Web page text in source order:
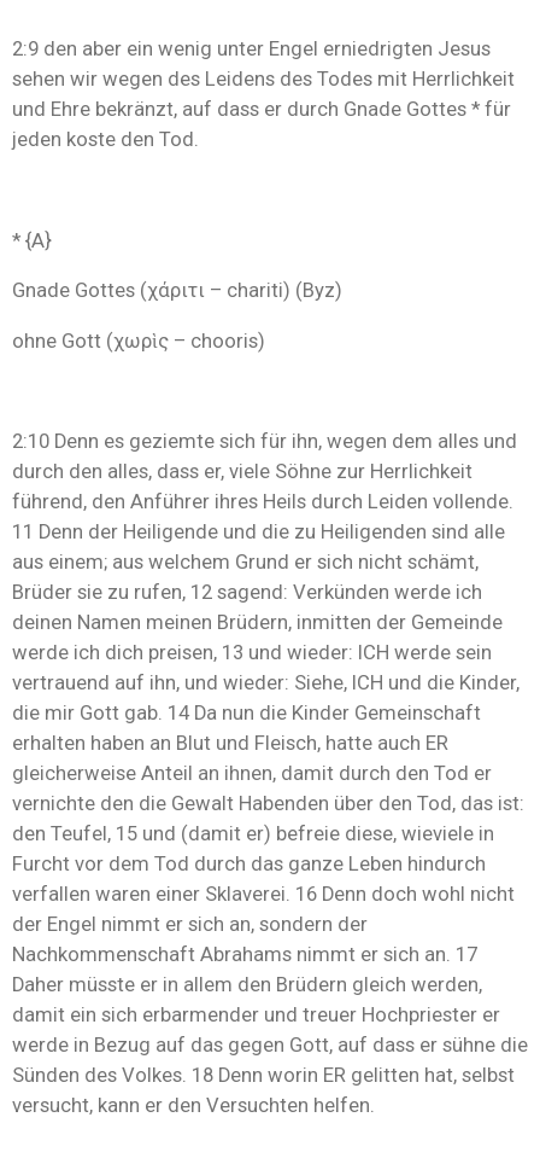
2:9 den aber ein wenig unter Engel erniedrigten Jesus
sehen wir wegen des Leidens des Todes mit Herrlichkeit
und Ehre bekränzt, auf dass er durch Gnade Gottes * für
jeden koste den Tod.
* {A}
Gnade Gottes (χάριτι – chariti) (Byz)
ohne Gott (χωρὶς – chooris)
2:10 Denn es geziemte sich für ihn, wegen dem alles und
durch den alles, dass er, viele Söhne zur Herrlichkeit
führend, den Anführer ihres Heils durch Leiden vollende.
11 Denn der Heiligende und die zu Heiligenden sind alle
aus einem; aus welchem Grund er sich nicht schämt,
Brüder sie zu rufen, 12 sagend: Verkünden werde ich
deinen Namen meinen Brüdern, inmitten der Gemeinde
werde ich dich preisen, 13 und wieder: ICH werde sein
vertrauend auf ihn, und wieder: Siehe, ICH und die Kinder,
die mir Gott gab. 14 Da nun die Kinder Gemeinschaft
erhalten haben an Blut und Fleisch, hatte auch ER
gleicherweise Anteil an ihnen, damit durch den Tod er
vernichte den die Gewalt Habenden über den Tod, das ist:
den Teufel, 15 und (damit er) befreie diese, wieviele in
Furcht vor dem Tod durch das ganze Leben hindurch
verfallen waren einer Sklaverei. 16 Denn doch wohl nicht
der Engel nimmt er sich an, sondern der
Nachkommenschaft Abrahams nimmt er sich an. 17
Daher müsste er in allem den Brüdern gleich werden,
damit ein sich erbarmender und treuer Hochpriester er
werde in Bezug auf das gegen Gott, auf dass er sühne die
Sünden des Volkes. 18 Denn worin ER gelitten hat, selbst
versucht, kann er den Versuchten helfen.